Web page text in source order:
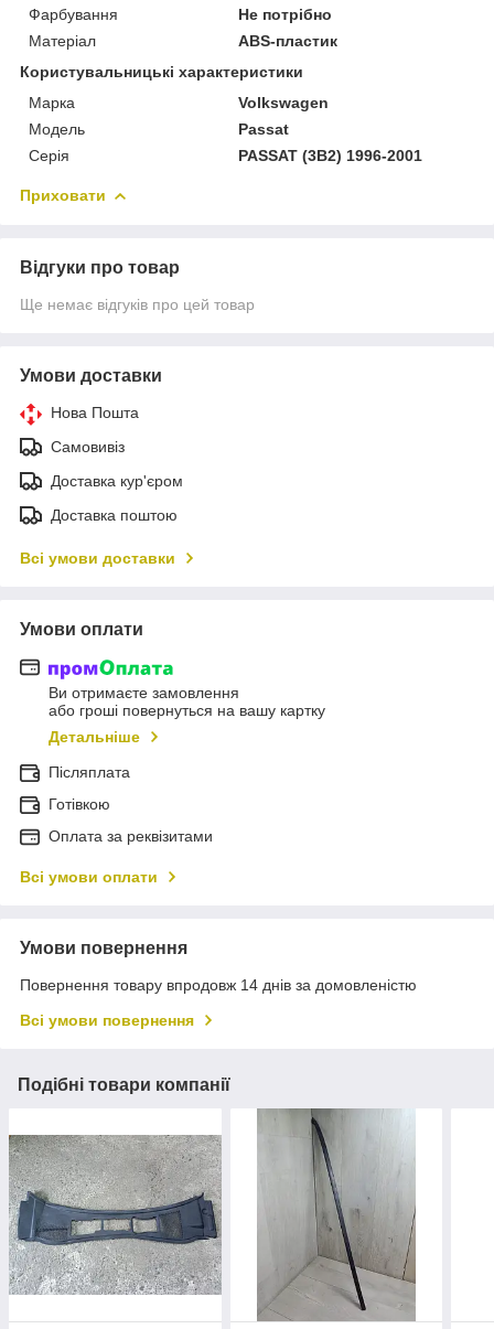
Фарбування
Не потрібно
Матеріал
ABS-пластик
Користувальницькі характеристики
Марка
Volkswagen
Модель
Passat
Серія
PASSAT (3B2) 1996-2001
Приховати
Відгуки про товар
Ще немає відгуків про цей товар
Умови доставки
Нова Пошта
Самовивіз
Доставка кур'єром
Доставка поштою
Всі умови доставки
Умови оплати
Ви отримаєте замовлення
або гроші повернуться на вашу картку
Детальніше
Післяплата
Готівкою
Оплата за реквізитами
Всі умови оплати
Умови повернення
Повернення товару впродовж 14 днів за домовленістю
Всі умови повернення
Подібні товари компанії